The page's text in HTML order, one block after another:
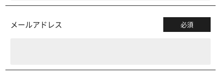
メールアドレス 必須